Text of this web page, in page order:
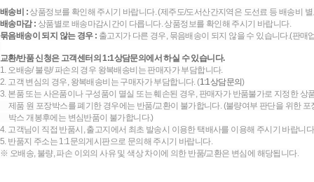
배송비 :상품정보를 확인해 주시기 바랍니다. (제주도/도서산간지역은 도선료 등 배송비
배송마감 : 상품별로 배송마감시간이 다릅니다. 상품정보를 확인해 주시기 바랍니다.
묶음배송이 되지 않는 경우 : 출고지가 다른 경우, 묶음배송이 되지 않을 수 있습니다.(판
교환/반품 신청은 고객센터의 1:1상담문의에서 하실 수 있습니다.
1. 오배송/ 불량/ 파손의 경우 왕복배송비는 판매자가 부담합니다.
2. 고객 변심의 경우, 왕복배송비는 구매자가 부담합니다. (1:1상담문의)
3. 본품 또는 사은품이나 구성품이 멸실 또는 훼손된 경우, 판매자가 반품불가로 지정한 상
제품 원 포장박스를 폐기한 경우에는 반품/교환이 불가합니다. (불량여부 판단을 위한
박스 개봉후에는 변심반품이 불가합니다.)
4. 고객님이 직접 반품시, 출고지에서 최초 발송시 이용한 택배사를 이용해 주시기 바랍니
5. 반품지 주소는 1:1문의게시판으로 문의해 주시기 바랍니다.
※ 오배송, 불량, 파손 이외의 사유 및 색상 차이에 의한 반품/교환은 변심에 해당됩니다.